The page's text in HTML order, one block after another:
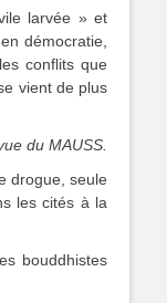
larvée » et
démocratie,
conflits que
vient de plus
du MAUSS.
drogue, seule
les cités à la
bouddhistes